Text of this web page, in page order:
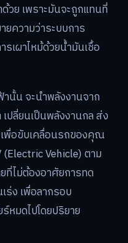
วย เพราะมันจะถูกแทนที่
ความว่าระบบการ
เผาไหม้ด้วยน้ำมันเชื้อ
นั้น จะนำพลังงานจาก
ปลี่ยนเป็นพลังงานกล ส่ง
เพื่อขับเคลื่อนรถของคุณ
Vehicle) ตาม
ที่ไม่ต้องอาศัยการทด
ร่ง เพื่อลากรอบ
หมดไปโดยปริยาย